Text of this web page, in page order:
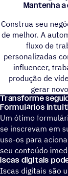
Mantenha
Construa seu
de melhor. A
fluxo de
personalizadas
influencer,
produção de
gerar
Transforme
Formulários
Um ótimo
se inscrevam em
use-os para
seu conteúdo
Iscas digitais
Iscas digitais são